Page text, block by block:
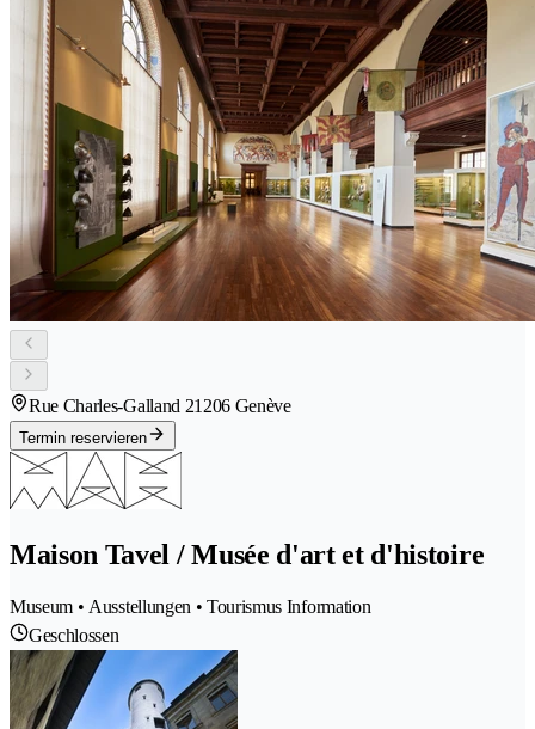
Rue Charles-Galland 21206 Genève
Termin reservieren
Maison Tavel / Musée d'art et d'histoire
Museum • Ausstellungen • Tourismus Information
Geschlossen